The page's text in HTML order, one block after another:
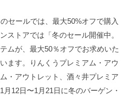
セールでは、最大50%オフで購入
ストアでは「冬のセール開催中。
ムが、最大50％オフでお求めいた
ます。りんくうプレミアム・アウ
・アウトレット、酒々井プレミア
月12日〜1月21日に冬のバーゲン・